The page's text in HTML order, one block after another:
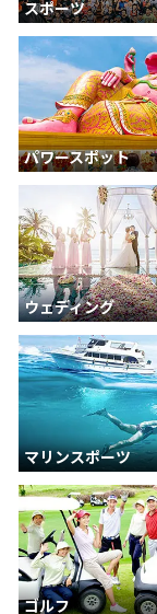
スポーツ
パワースポット
ウェディング
マリンスポーツ
ゴルフ